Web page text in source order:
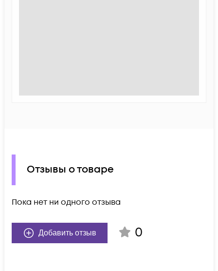
Отзывы о товаре
Пока нет ни одного отзыва
Добавить отзыв 0